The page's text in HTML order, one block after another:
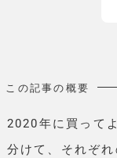
この記事の概要
2020年に買って
分けて、それぞ